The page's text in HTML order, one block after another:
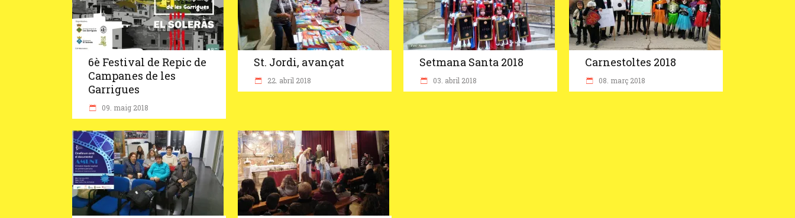
6è Festival de Repic de
Campanes de les
Garrigues
09. maig 2018
St. Jordi, avançat
22. abril 2018
Setmana Santa 2018
03. abril 2018
Carnestoltes 2018
08. març 2018